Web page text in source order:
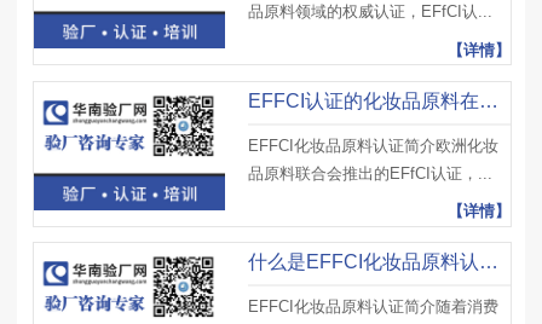
品原料领域的权威认证，EFfCI认...
【详情】
EFFCI认证的化妆品原料在出口到东南亚国家时，是否还需当地认证？
EFFCI化妆品原料认证简介欧洲化妆
品原料联合会推出的EFfCI认证，...
【详情】
什么是EFFCI化妆品原料认证？检测报告有效期多久？过期后需重新检测吗？
EFFCI化妆品原料认证简介随着消费